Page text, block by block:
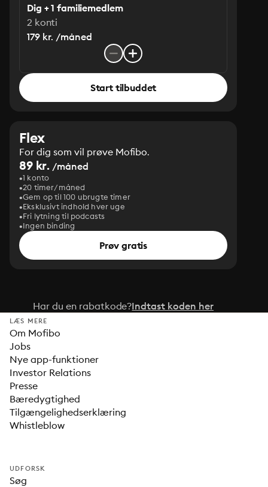
Dig + 1 familiemedlem
2 konti
179 kr. /måned
Start tilbuddet
Flex
For dig som vil prøve Mofibo.
89 kr. /måned
1 konto
20 timer/måned
Gem op til 100 ubrugte timer
Eksklusivt indhold hver uge
Fri lytning til podcasts
Ingen binding
Prøv gratis
Har du en rabatkode?Indtast koden her
LÆS MERE
Om Mofibo
Jobs
Nye app-funktioner
Investor Relations
Presse
Bæredygtighed
Tilgængelighedserklæring
Whistleblow
UDFORSK
Søg